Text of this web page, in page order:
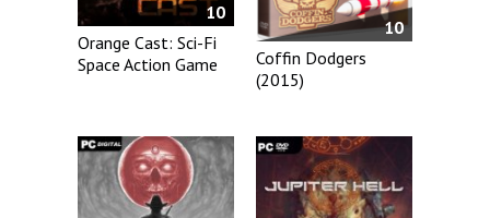
10
Orange Cast: Sci-Fi
Space Action Game
10
Coffin Dodgers
(2015)